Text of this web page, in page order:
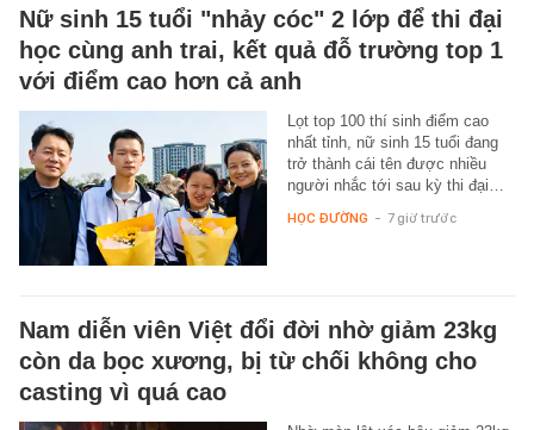
Nữ sinh 15 tuổi "nhảy cóc" 2 lớp để thi đại
học cùng anh trai, kết quả đỗ trường top 1
với điểm cao hơn cả anh
Lọt top 100 thí sinh điểm cao
nhất tỉnh, nữ sinh 15 tuổi đang
trở thành cái tên được nhiều
người nhắc tới sau kỳ thi đại…
HỌC ĐƯỜNG - 7 giờ trước
Nam diễn viên Việt đổi đời nhờ giảm 23kg
còn da bọc xương, bị từ chối không cho
casting vì quá cao